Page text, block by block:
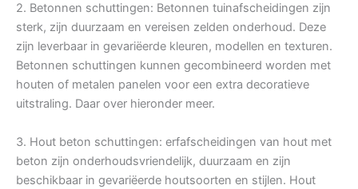
2. Betonnen schuttingen: Betonnen tuinafscheidingen zijn
sterk, zijn duurzaam en vereisen zelden onderhoud. Deze
zijn leverbaar in gevariëerde kleuren, modellen en texturen.
Betonnen schuttingen kunnen gecombineerd worden met
houten of metalen panelen voor een extra decoratieve
uitstraling. Daar over hieronder meer.
3. Hout beton schuttingen: erfafscheidingen van hout met
beton zijn onderhoudsvriendelijk, duurzaam en zijn
beschikbaar in gevariëerde houtsoorten en stijlen. Hout